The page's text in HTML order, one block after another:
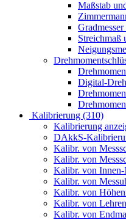
Maßstab
Streichmaß
Digital-
Kalibrierung (310)
Kalibrierung
DAkkS-
Kalibr. von
Kalibr. von
Kalibr. von
Kalibr. von
Kalibr. von
Kalibr. von
Kalibr. von